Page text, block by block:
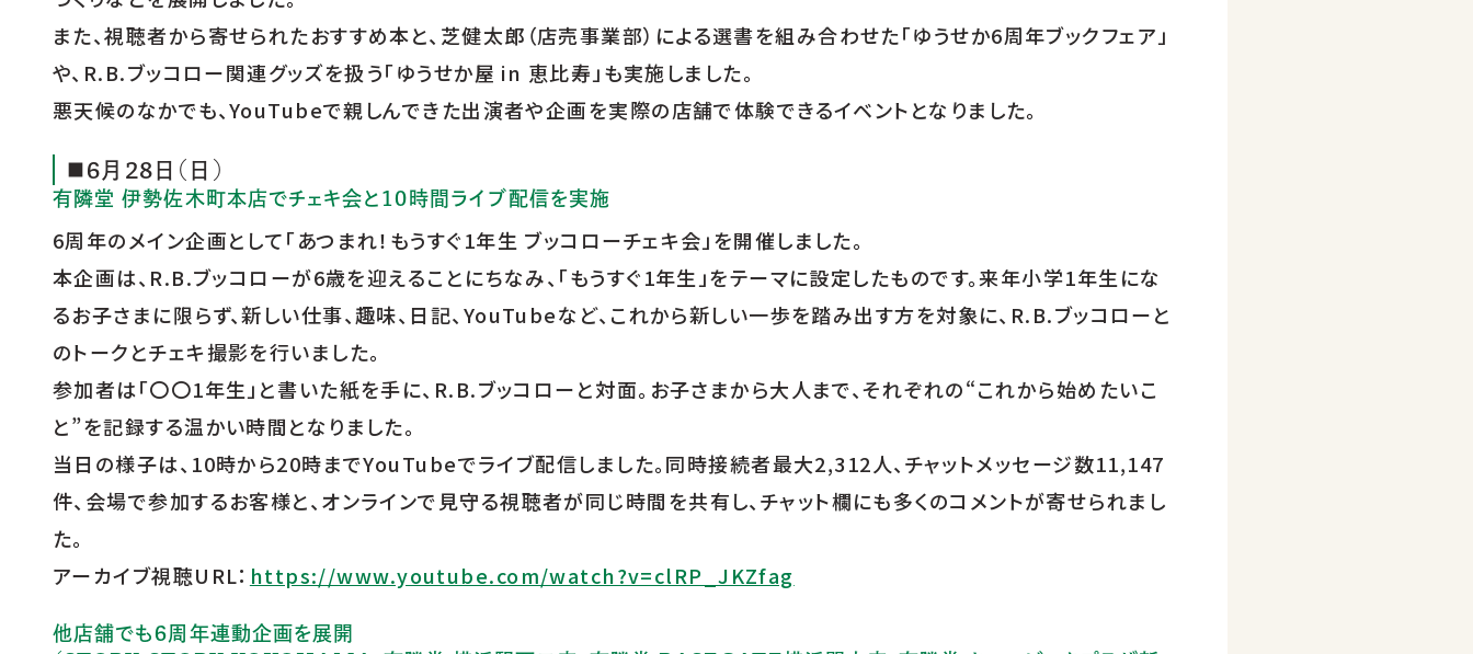
また、視聴者から寄せられたおすすめ本と、芝健太郎（店売事業部）による選書を組み合わせた「ゆうせか6周年ブックフェア」
や、R.B.ブッコロー関連グッズを扱う「ゆうせか屋 in 恵比寿」も実施しました。
悪天候のなかでも、YouTubeで親しんできた出演者や企画を実際の店舗で体験できるイベントとなりました。
■6月28日（日）
有隣堂 伊勢佐木町本店でチェキ会と10時間ライブ配信を実施
6周年のメイン企画として「あつまれ！もうすぐ1年生 ブッコローチェキ会」を開催しました。
本企画は、R.B.ブッコローが6歳を迎えることにちなみ、「もうすぐ1年生」をテーマに設定したものです。来年小学1年生にな
るお子さまに限らず、新しい仕事、趣味、日記、YouTubeなど、これから新しい一歩を踏み出す方を対象に、R.B.ブッコローと
のトークとチェキ撮影を行いました。
参加者は「〇〇1年生」と書いた紙を手に、R.B.ブッコローと対面。お子さまから大人まで、それぞれの“これから始めたいこ
と”を記録する温かい時間となりました。
当日の様子は、10時から20時までYouTubeでライブ配信しました。同時接続者最大2,312人、チャットメッセージ数11,147
件、会場で参加するお客様と、オンラインで見守る視聴者が同じ時間を共有し、チャット欄にも多くのコメントが寄せられまし
た。
アーカイブ視聴URL： https://www.youtube.com/watch?v=clRP_JKZfag
他店舗でも6周年連動企画を展開